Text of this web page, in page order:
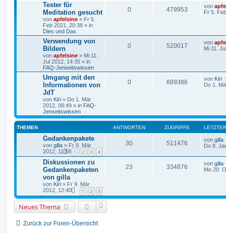
Tester für
Meditation gesucht
von apfelsine » Fr 5.
Feb 2021, 20:38 » in
Dies und Das
0 479953 von
Fr 5.
Verwendung von
Bildern
von apfelsine » Mi 11.
Jul 2012, 14:35 » in
FAQ-Jenseitswissen
0 520017 von
Mi 11.
Umgang mit den
Informationen von
JdT
von Kiri » Do 1. Mär
2012, 08:49 » in FAQ-
Jenseitswissen
0 889386 von Kiri
Do 1.
THEMEN ANTWORTEN ZUGRIFFE
Gedankenpakete
von gilla » Fr 9. Mär
2012, 11:58 1 2 3 4
30 511476 von gilla
Do 8.
Diskussionen zu
Gedankenpaketen
von gilla
von Kiri » Fr 9. Mär
2012, 12:40
1 2 3
23 334876 von gilla
Mo 20.
Neues Thema
Zurück zur Foren-Übersicht